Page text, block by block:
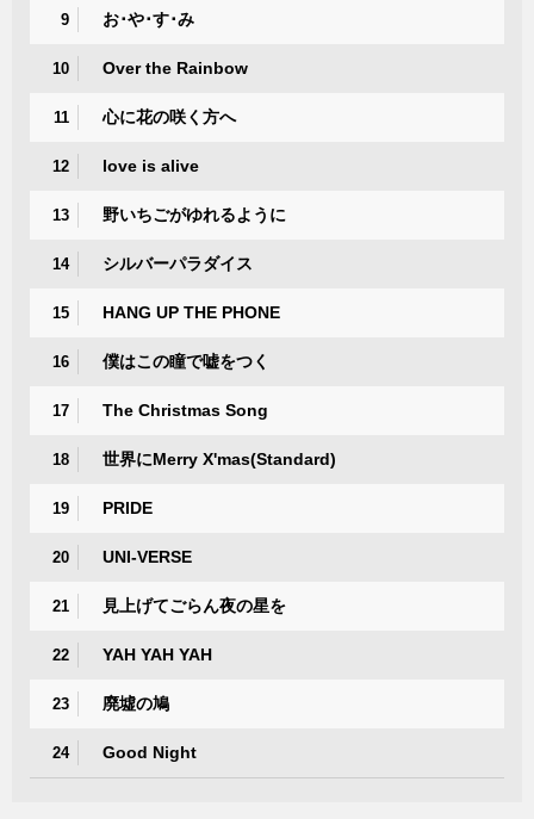
9 お･や･す･み
10 Over the Rainbow
11 心に花の咲く方へ
12 love is alive
13 野いちごがゆれるように
14 シルバーパラダイス
15 HANG UP THE PHONE
16 僕はこの瞳で嘘をつく
17 The Christmas Song
18 世界にMerry X'mas(Standard)
19 PRIDE
20 UNI-VERSE
21 見上げてごらん夜の星を
22 YAH YAH YAH
23 廃墟の鳩
24 Good Night